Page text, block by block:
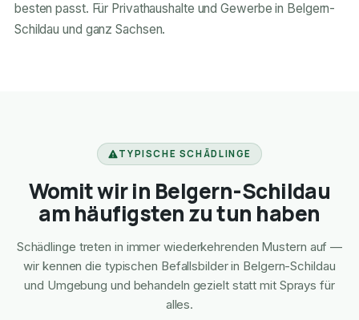
besten passt. Für Privathaushalte und Gewerbe in Belgern-
Schildau und ganz Sachsen.
TYPISCHE SCHÄDLINGE
Womit wir in Belgern-Schildau
am häufigsten zu tun haben
Schädlinge treten in immer wiederkehrenden Mustern auf —
wir kennen die typischen Befallsbilder in Belgern-Schildau
und Umgebung und behandeln gezielt statt mit Sprays für
alles.